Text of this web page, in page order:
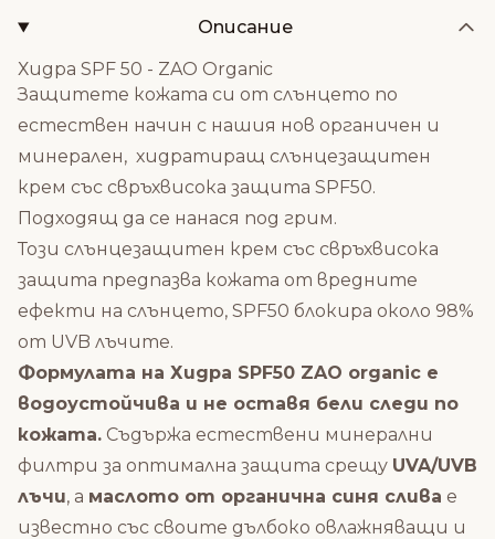
Описание
Хидра SPF 50 - ZAO Organic
Защитете кожата си от слънцето по
естествен начин с нашия нов органичен и
минерален, хидратиращ слънцезащитен
крем със свръхвисока защита SPF50.
Подходящ да се нанася под грим.
Този слънцезащитен крем със свръхвисока
защита предпазва кожата от вредните
ефекти на слънцето, SPF50 блокира около 98%
от UVB лъчите.
Формулата на Хидра SPF50 ZAO organic е
водоустойчива и не оставя бели следи по
кожата. Съдържа естествени минерални
филтри за оптимална защита срещу UVA/UVB
лъчи, а маслото от органична синя слива е
известно със своите дълбоко овлажняващи и